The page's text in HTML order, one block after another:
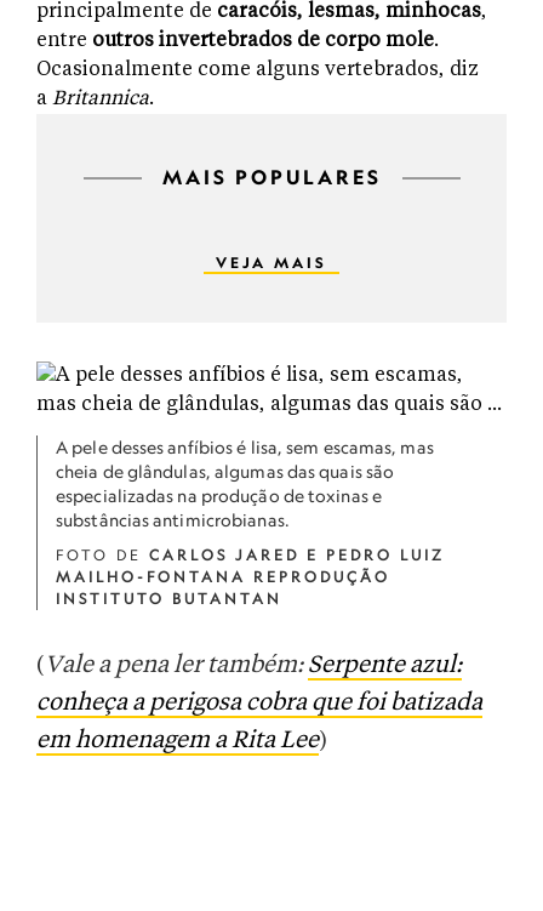
principalmente de caracóis, lesmas, minhocas,
entre outros invertebrados de corpo mole.
Ocasionalmente come alguns vertebrados, diz
a Britannica.
MAIS POPULARES
VEJA MAIS
A pele desses anfíbios é lisa, sem escamas, mas
cheia de glândulas, algumas das quais são
especializadas na produção de toxinas e
substâncias antimicrobianas.
FOTO DE CARLOS JARED E PEDRO LUIZ
MAILHO-FONTANA REPRODUÇÃO
INSTITUTO BUTANTAN
( Vale a pena ler também:Serpente azul:
conheça a perigosa cobra que foi batizada
em homenagem a Rita Lee)